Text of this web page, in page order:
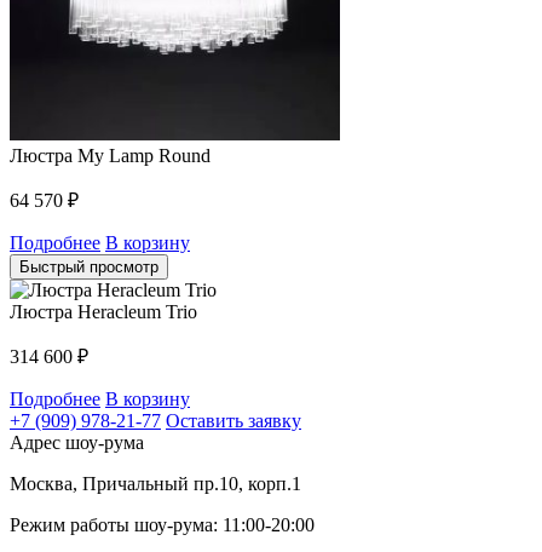
Люстра My Lamp Round
64 570 ₽
Подробнее В корзину
Быстрый просмотр
Люстра Heracleum Trio
314 600 ₽
Подробнее В корзину
+7 (909) 978-21-77 Оставить заявку
Адрес шоу-рума
Москва, Причальный пр.10, корп.1
Режим работы шоу-рума: 11:00-20:00